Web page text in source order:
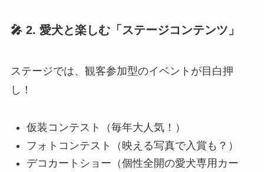
🎤 2. 愛犬と楽しむ「ステージコンテンツ」
ステージでは、観客参加型のイベントが目白押
し！
仮装コンテスト（毎年大人気！）
フォトコンテスト（映える写真で入賞も？）
デコカートショー（個性全開の愛犬専用カー